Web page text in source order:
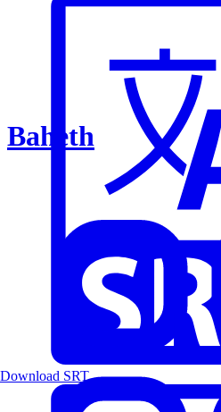
Baheth
Download SRT